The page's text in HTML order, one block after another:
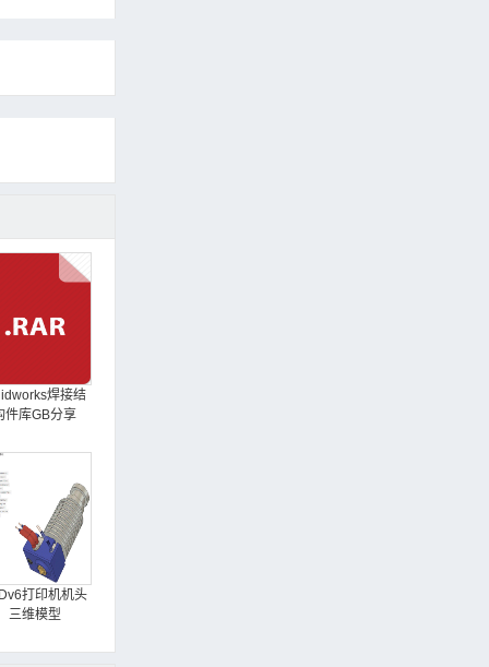
焊接结
件库GB分享
打印机机头
三维模型